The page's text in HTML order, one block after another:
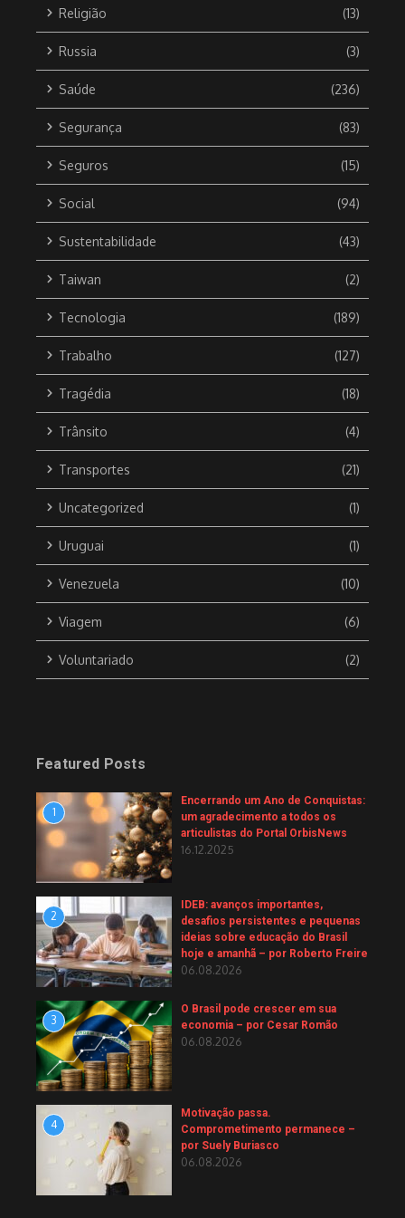
Religião (13)
Russia (3)
Saúde (236)
Segurança (83)
Seguros (15)
Social (94)
Sustentabilidade (43)
Taiwan (2)
Tecnologia (189)
Trabalho (127)
Tragédia (18)
Trânsito (4)
Transportes (21)
Uncategorized (1)
Uruguai (1)
Venezuela (10)
Viagem (6)
Voluntariado (2)
Featured Posts
1
Encerrando um Ano de Conquistas:
um agradecimento a todos os
articulistas do Portal OrbisNews
16.12.2025
2
IDEB: avanços importantes,
desafios persistentes e pequenas
ideias sobre educação do Brasil
hoje e amanhã – por Roberto Freire
06.08.2026
3
O Brasil pode crescer em sua
economia – por Cesar Romão
06.08.2026
4
Motivação passa.
Comprometimento permanece –
por Suely Buriasco
06.08.2026